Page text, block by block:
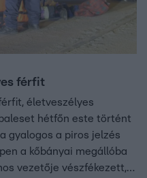
férfit
életveszélyes
hétfőn este történt
gyalogos a piros jelzés
a kőbányai megállóba
vezetője vészfékezett,